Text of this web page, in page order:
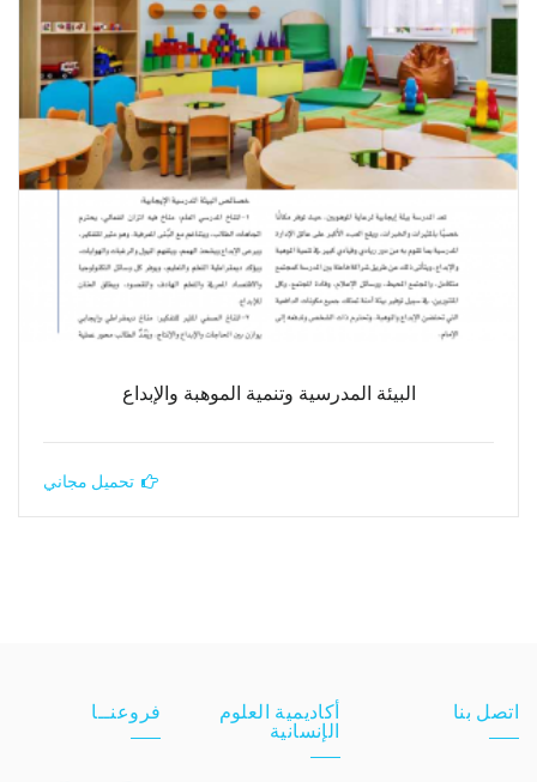
البيئة المدرسية وتنمية الموهبة والإبداع
تحميل مجاني
اتصل بنا
أكاديمية العلوم
الإنسانية
فروعنــا